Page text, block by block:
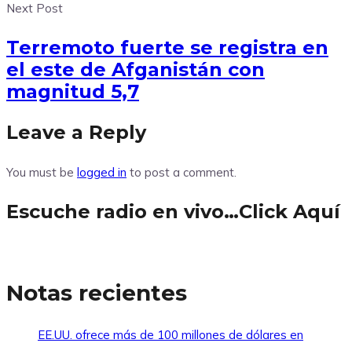
Next Post
Terremoto fuerte se registra en
el este de Afganistán con
magnitud 5,7
Leave a Reply
You must be logged in to post a comment.
Escuche radio en vivo…Click Aquí
Notas recientes
EE.UU. ofrece más de 100 millones de dólares en